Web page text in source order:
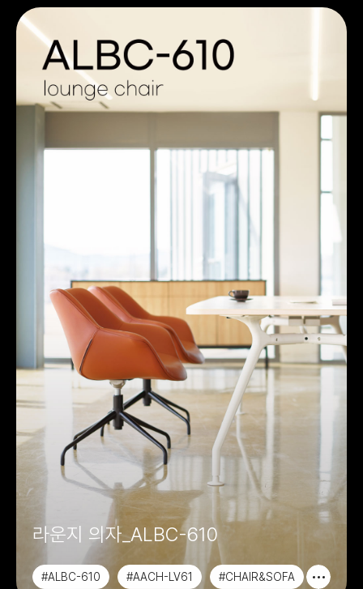
라운지 의자_ALBC-610
#ALBC-610 #AACH-LV61
#CHAIR&SOFA